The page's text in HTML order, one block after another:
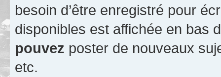
besoin d’être enregistré pour
disponibles est affichée en bas
pouvez poster de nouveaux
etc.